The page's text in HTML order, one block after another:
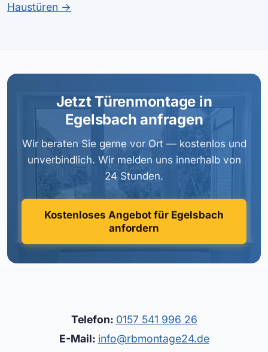
Haustüren →
Jetzt Türenmontage in
Egelsbach anfragen
Wir beraten Sie gerne vor Ort — kostenlos und
unverbindlich. Wir melden uns innerhalb von
24 Stunden.
Kostenloses Angebot für Egelsbach
anfordern
Telefon: 0157 541 996 26
E-Mail: info@rbmontage24.de